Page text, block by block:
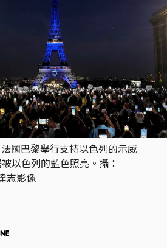
國巴黎舉行支持以色列的示威
以色列的藍色照亮。攝：
志影像